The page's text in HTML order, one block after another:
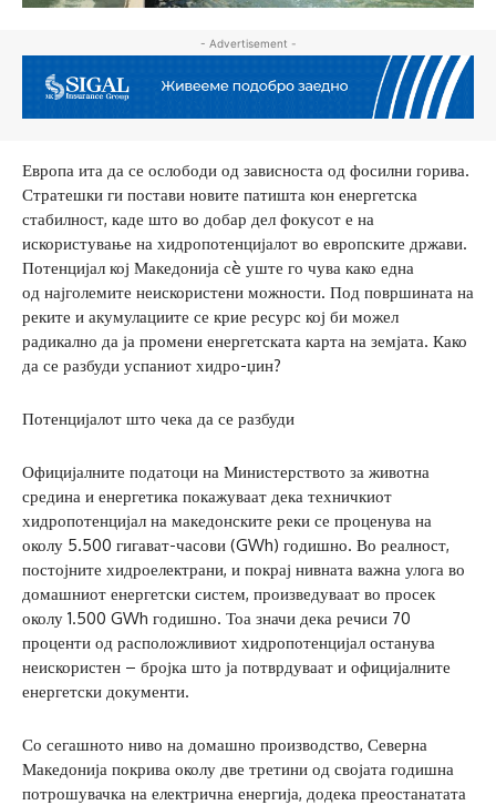
- Advertisement -
Европа ита да се ослободи од зависноста од фосилни горива.
Стратешки ги постави новите патишта кон енергетска
стабилност, каде што во добар дел фокусот е на
искористување на хидропотенцијалот во европските држави.
Потенцијал кој Македонија сè уште го чува како една
од најголемите неискористени можности. Под површината на
реките и акумулациите се крие ресурс кој би можел
радикално да ја промени енергетската карта на земјата. Како
да се разбуди успаниот хидро-џин?
Потенцијалот што чека да се разбуди
Официјалните податоци на Министерството за животна
средина и енергетика покажуваат дека техничкиот
хидропотенцијал на македонските реки се проценува на
околу 5.500 гигават-часови (GWh) годишно. Во реалност,
постојните хидроелектрани, и покрај нивната важна улога во
домашниот енергетски систем, произведуваат во просек
околу 1.500 GWh годишно. Тоа значи дека речиси 70
проценти од расположливиот хидропотенцијал останува
неискористен – бројка што ја потврдуваат и официјалните
енергетски документи.
Со сегашното ниво на домашно производство, Северна
Македонија покрива околу две третини од својата годишна
потрошувачка на електрична енергија, додека преостанатата